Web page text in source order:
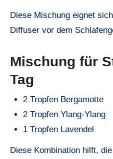
Diese Mischung eignet
Diffuser vor dem
Mischung für
Tag
2 Tropfen Bergamotte
2 Tropfen Ylang-Ylang
1 Tropfen Lavendel
Diese Kombination hilft,